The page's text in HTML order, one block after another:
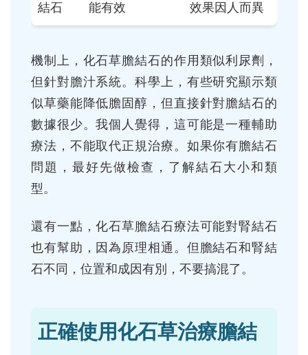
結石
能有效
效果因人而異
機制上，化石草膽結石的作用類似利尿劑，
但針對膽汁系統。科學上，有些研究顯示類
似草藥能降低膽固醇，但直接針對膽結石的
數據很少。我個人覺得，這可能是一種輔助
療法，不能取代正規治療。如果你有膽結石
問題，最好先做檢查，了解結石大小和類
型。
還有一點，化石草膽結石療法可能對腎結石
也有幫助，因為原理相通。但膽結石和腎結
石不同，位置和成因有別，不要搞混了。
正確使用化石草治療膽結